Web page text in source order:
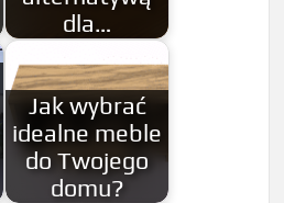
dla…
Jak wybrać
idealne meble
do Twojego
domu?